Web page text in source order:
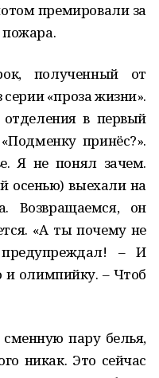
премировали за
пожара.
полученный от
«проза жизни».
в первый
принёс?».
Я не понял зачем.
осенью) выехали на
Возвращаемся, он
«А ты почему не
– И
и олимпийку. – Чтоб
пару белья,
никак. Это сейчас